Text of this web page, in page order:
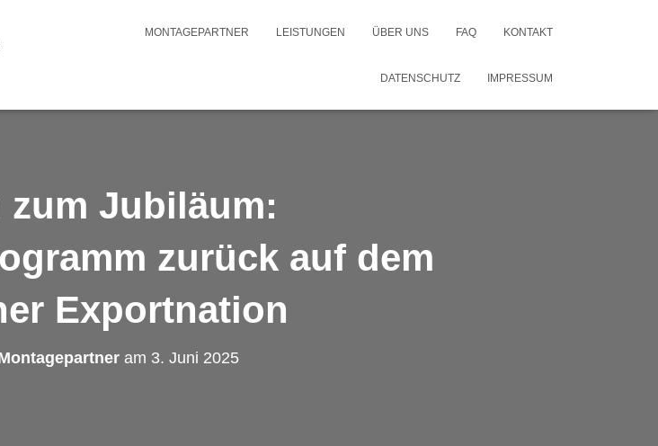
MONTAGEPARTNER LEISTUNGEN ÜBER UNS FAQ KONTAKT
DATENSCHUTZ IMPRESSUM
Jubiläum:
zurück auf dem
Exportnation
am 3. Juni 2025